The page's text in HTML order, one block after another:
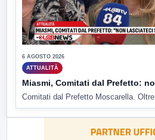
6 AGOSTO 2026
ATTUALITÀ
Miasmi, Comitati dal Prefetto:
Comitati dal Prefetto Moscarella.